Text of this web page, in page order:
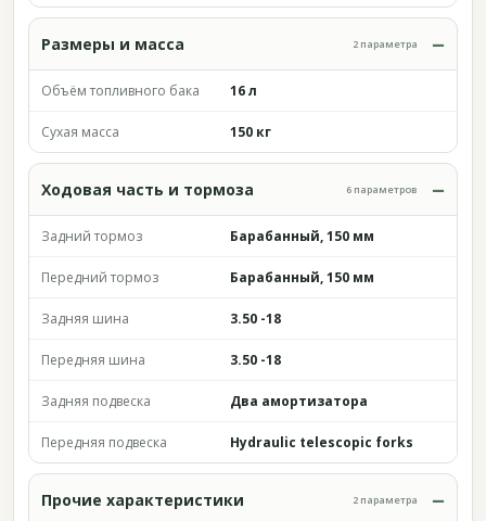
Размеры и масса 2 параметра
Объём топливного бака 16 л
Сухая масса 150 кг
Ходовая часть и тормоза 6 параметров
Задний тормоз Барабанный, 150 мм
Передний тормоз Барабанный, 150 мм
Задняя шина 3.50 -18
Передняя шина 3.50 -18
Задняя подвеска Два амортизатора
Передняя подвеска Hydraulic telescopic forks
Прочие характеристики 2 параметра